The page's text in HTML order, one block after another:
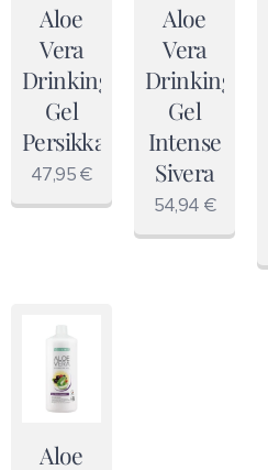
Aloe
Vera
Drinking
Gel
Persikka
47,95€
Aloe
Vera
Drinking
Gel
Intense
Sivera
54,94 €
Aloe